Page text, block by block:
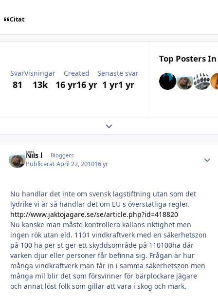
Citat
Svar
81
Visningar
13k
Created
16 yr16 yr
Senaste svar
1 yr1 yr
Top Posters
Expand topic overview
Nils l Bloggers
PubliceratApril 22, 201016 yr
Nu handlar det inte om svensk lagstiftning utan som det
lydrike vi är så handlar det om EU s överstatliga regler.
http://www.jaktojagare.se/se/article.php?id=418820
Nu kanske man måste kontrollera källans riktighet men
ingen rök utan eld. 1101 vindkraftverk med en säkerhetszon
på 100 ha per st ger ett skyddsområde på 110100ha där
varken djur eller personer får befinna sig. Frågan är hur
många vindkraftverk man får in i samma säkerhetszon men
många mil blir det som försvinner för bärplockare jägare
och annat löst folk som gillar att vara i skog och mark.